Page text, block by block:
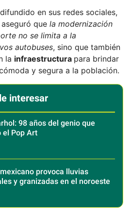
en sus redes sociales,
que la modernización
no se limita a la
autobuses, sino que también
la infraestructura para brindar
y segura a la población.
interesar
98 años del genio que
el Pop Art
provoca lluvias
y granizadas en el noroeste